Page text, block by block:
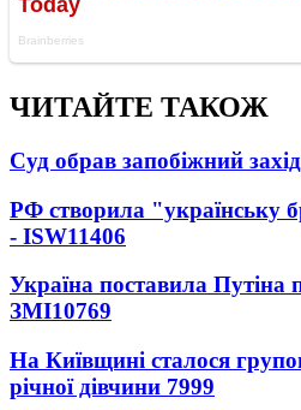
ЧИТАЙТЕ ТАКОЖ
Суд обрав запобіжний
РФ створила "українську
- ISW11406
Україна поставила Путіна
ЗМІ10769
На Київщині сталося
річної дівчини 7999